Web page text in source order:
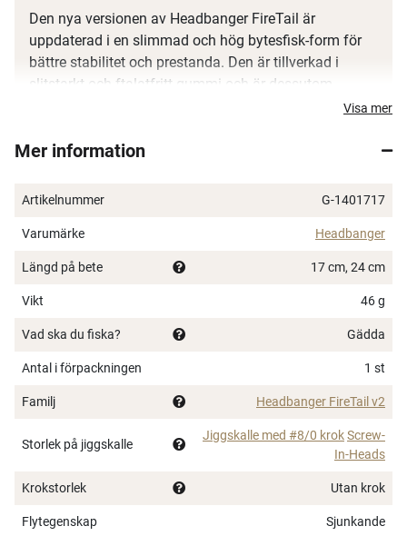
Den nya versionen av Headbanger FireTail är
uppdaterad i en slimmad och hög bytesfisk-form för
bättre stabilitet och prestanda. Den är tillverkad i
slitstarkt och ftalatfritt gummi och är dessutom
mycket snyggare med fjällmönster och tvåtonade
med massor av belly flash. Rigga den hur du vill, eller
sätt ihop den med en av våra RockerHead stingers och
Headbanger FireTail är ett flammande hett vapen för
jakten på storgäddan!
Visa mer
Mer information
Artikelnummer G-1401717
Varumärke Headbanger
Längd på bete 17 cm, 24 cm
Vikt 46 g
Vad ska du fiska? Gädda
Antal i förpackningen 1 st
Familj Headbanger FireTail v2
Storlek på jiggskalle
Jiggskalle med #8/0 krokScrew-
In-Heads
Krokstorlek Utan krok
Flytegenskap Sjunkande